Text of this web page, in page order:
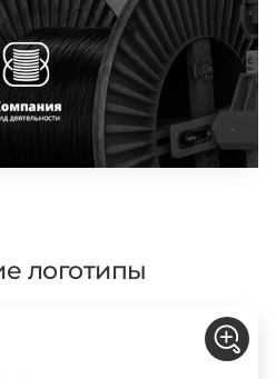
логотипы